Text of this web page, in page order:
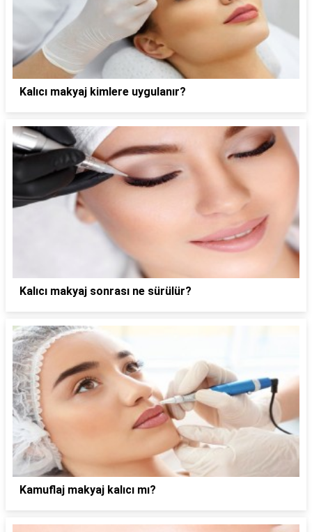
Kalıcı makyaj kimlere uygulanır?
Kalıcı makyaj sonrası ne sürülür?
Kamuflaj makyaj kalıcı mı?